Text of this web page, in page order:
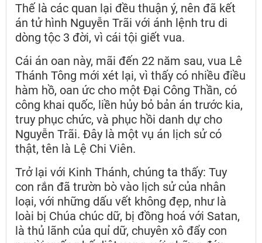
Thế là các quan lại đều thuận ý, nên đã kết
án tử hình Nguyễn Trãi với ánh lệnh tru di
dòng tộc 3 đời, vì cái tội giết vua.
Cái án oan này, mãi đến 22 năm sau, vua Lê
Thánh Tông mới xét lại, vì thấy có nhiều điều
hàm hồ, oan ức cho một Đại Công Thần, có
công khai quốc, liền hủy bỏ bản án trước kia,
truy phục chức, và phục hồi danh dự cho
Nguyễn Trãi. Đây là một vụ án lịch sử có
thật, tên là Lệ Chi Viên.
Trở lại với Kinh Thánh, chúng ta thấy: Tuy
con rắn đã trườn bò vào lịch sử của nhân
loại, với những dấu vết không đẹp, như là
loài bị Chúa chúc dữ, bị đồng hoá với Satan,
là thủ lãnh của quỉ dữ, chuyên xô đẩy con